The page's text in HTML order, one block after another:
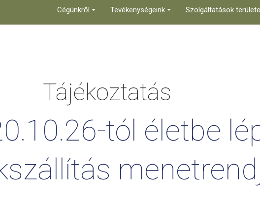
Cégünkről Tevékenységeink Szolgáltatások
Tájékoztatás
tól életbe